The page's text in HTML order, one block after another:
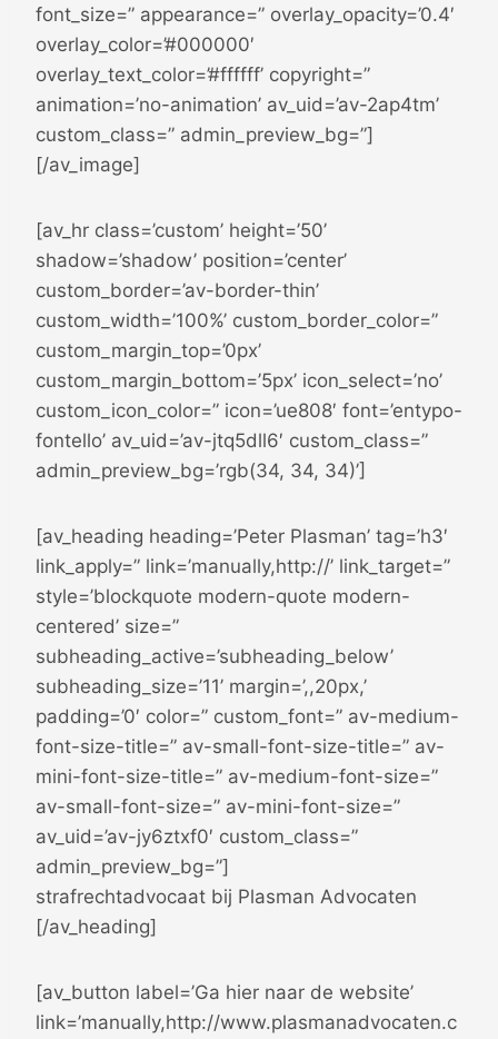
font_size=” appearance=” overlay_opacity=’0.4′
overlay_color=’#000000′
overlay_text_color=’#ffffff’ copyright=”
animation=’no-animation’ av_uid=’av-2ap4tm’
custom_class=” admin_preview_bg=”]
[/av_image]
[av_hr class=’custom’ height=’50’
shadow=’shadow’ position=’center’
custom_border=’av-border-thin’
custom_width=’100%’ custom_border_color=”
custom_margin_top=’0px’
custom_margin_bottom=’5px’ icon_select=’no’
custom_icon_color=” icon=’ue808′ font=’entypo-
fontello’ av_uid=’av-jtq5dll6′ custom_class=”
admin_preview_bg=’rgb(34, 34, 34)’]
[av_heading heading=’Peter Plasman’ tag=’h3′
link_apply=” link=’manually,http://’ link_target=”
style=’blockquote modern-quote modern-
centered’ size=”
subheading_active=’subheading_below’
subheading_size=’11’ margin=’,,20px,’
padding=’0′ color=” custom_font=” av-medium-
font-size-title=” av-small-font-size-title=” av-
mini-font-size-title=” av-medium-font-size=”
av-small-font-size=” av-mini-font-size=”
av_uid=’av-jy6ztxf0′ custom_class=”
admin_preview_bg=”]
strafrechtadvocaat bij Plasman Advocaten
[/av_heading]
[av_button label=’Ga hier naar de website’
link=’manually,http://www.plasmanadvocaten.c